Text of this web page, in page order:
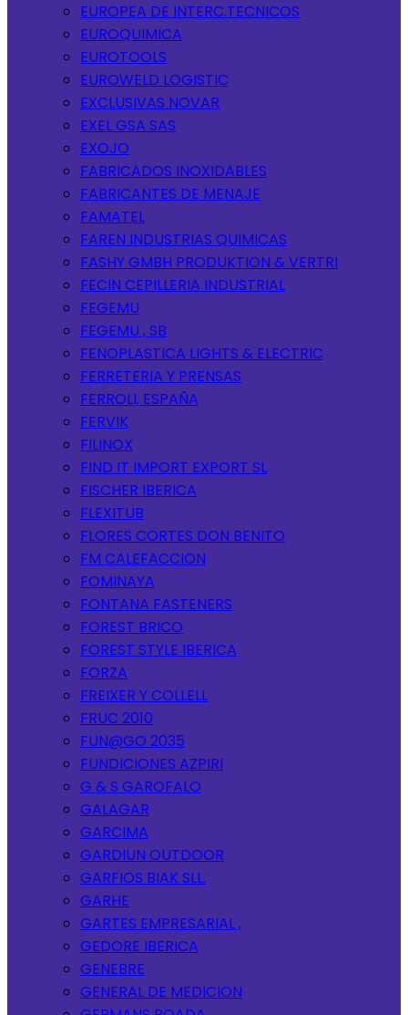
EUROPEA DE INTERC.TECNICOS
EUROQUIMICA
EUROTOOLS
EUROWELD LOGISTIC
EXCLUSIVAS NOVAR
EXEL GSA SAS
EXOJO
FABRICADOS INOXIDABLES
FABRICANTES DE MENAJE
FAMATEL
FAREN INDUSTRIAS QUIMICAS
FASHY GMBH PRODUKTION & VERTRI
FECIN CEPILLERIA INDUSTRIAL
FEGEMU
FEGEMU , SB
FENOPLASTICA LIGHTS & ELECTRIC
FERRETERIA Y PRENSAS
FERROLI, ESPAÑA
FERVIK
FILINOX
FIND IT IMPORT EXPORT SL
FISCHER IBERICA
FLEXITUB
FLORES CORTES DON BENITO
FM CALEFACCION
FOMINAYA
FONTANA FASTENERS
FOREST BRICO
FOREST STYLE IBERICA
FORZA
FREIXER Y COLLELL
FRUC 2010
FUN@GO 2035
FUNDICIONES AZPIRI
G & S GAROFALO
GALAGAR
GARCIMA
GARDIUN OUTDOOR
GARFIOS BIAK SLL.
GARHE
GARTES EMPRESARIAL ,
GEDORE IBERICA
GENEBRE
GENERAL DE MEDICION